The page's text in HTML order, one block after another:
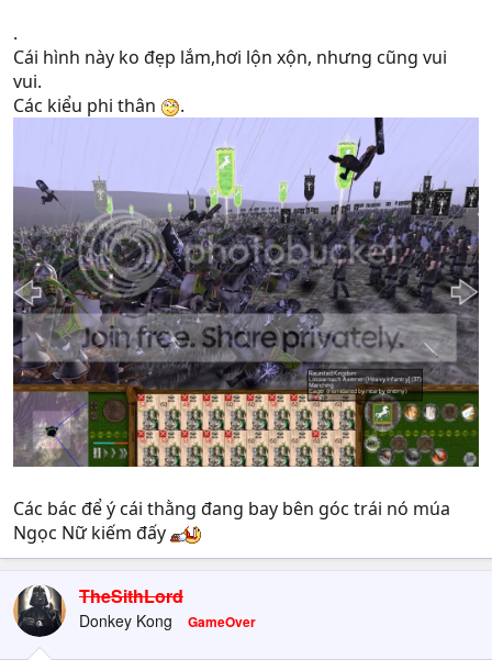
.
Cái hình này ko đẹp lắm,hơi lộn xộn, nhưng cũng vui
vui.
Các kiểu phi thân
.
Các bác để ý cái thằng đang bay bên góc trái nó múa
Ngọc Nữ kiếm đấy
TheSithLord
Donkey Kong GameOver